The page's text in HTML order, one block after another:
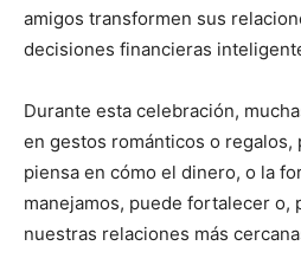
amigos transformen sus
decisiones financieras
Durante esta celebración,
en gestos románticos o regalos,
piensa en cómo el dinero, o la
manejamos, puede fortalecer
nuestras relaciones más